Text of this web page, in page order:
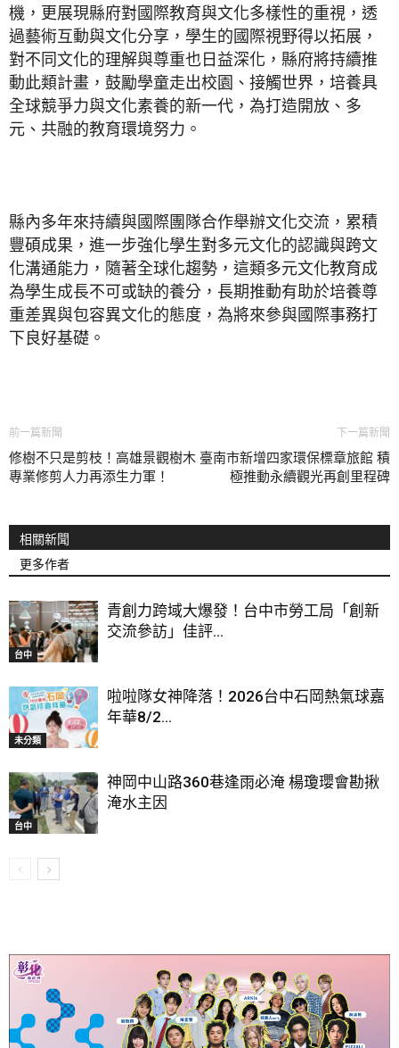
機，更展現縣府對國際教育與文化多樣性的重視，透
過藝術互動與文化分享，學生的國際視野得以拓展，
對不同文化的理解與尊重也日益深化，縣府將持續推
動此類計畫，鼓勵學童走出校園、接觸世界，培養具
全球競爭力與文化素養的新一代，為打造開放、多
元、共融的教育環境努力。
縣內多年來持續與國際團隊合作舉辦文化交流，累積
豐碩成果，進一步強化學生對多元文化的認識與跨文
化溝通能力，隨著全球化趨勢，這類多元文化教育成
為學生成長不可或缺的養分，長期推動有助於培養尊
重差異與包容異文化的態度，為將來參與國際事務打
下良好基礎。
前一篇新聞
修樹不只是剪枝！高雄景觀樹木
專業修剪人力再添生力軍！
下一篇新聞
臺南市新增四家環保標章旅館 積
極推動永續觀光再創里程碑
相關新聞
更多作者
台中
青創力跨域大爆發！台中市勞工局「創新
交流參訪」佳評...
未分類
啦啦隊女神降落！2026台中石岡熱氣球嘉
年華8/2...
台中
神岡中山路360巷逢雨必淹 楊瓊瓔會勘揪
淹水主因